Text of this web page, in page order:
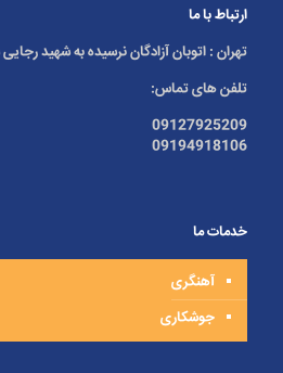
ارتباط با ما
تهران : اتوبان آزادگان نرسیده به شهید
تلفن های تماس:
09127925209
09194918106
خدمات ما
آهنگری
جوشکاری